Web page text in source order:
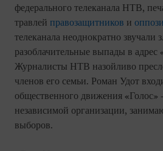
федерального телеканала НТВ,
травлей правозащитников и
телеканала неоднократно звучали
разоблачительные выпады в адрес
Журналисты НТВ назойливо
членов его семьи. Роман Удот
общественного движения «Голос»
независимой организации,
выборов.